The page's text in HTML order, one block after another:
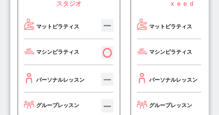
スタジオ
マットピラティス
マシンピラティス
パーソナルレッスン
グループレッスン
Ｘｅｅｄ
マットピラティス
マシンピラティス
パーソナルレッスン
グループレッスン